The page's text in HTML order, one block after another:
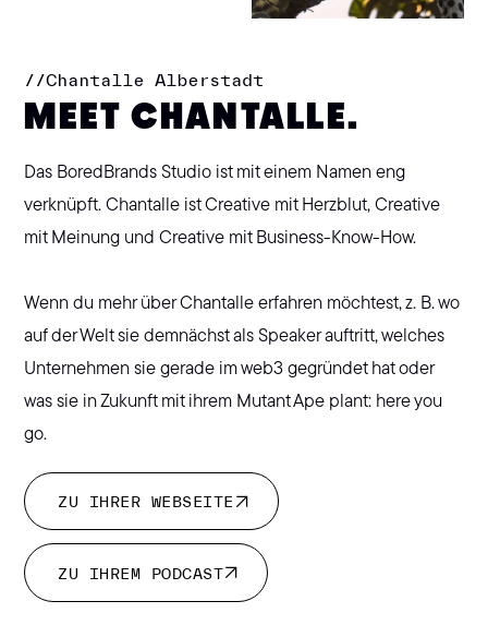
//Chantalle Alberstadt
MEET CHANTALLE.
Das BoredBrands Studio ist mit einem Namen eng
verknüpft. Chantalle ist Creative mit Herzblut, Creative
mit Meinung und Creative mit Business-Know-How.
Wenn du mehr über Chantalle erfahren möchtest, z. B. wo
auf der Welt sie demnächst als Speaker auftritt, welches
Unternehmen sie gerade im web3 gegründet hat oder
was sie in Zukunft mit ihrem Mutant Ape plant: here you
go.
ZU IHRER WEBSEITE
ZU IHREM PODCAST